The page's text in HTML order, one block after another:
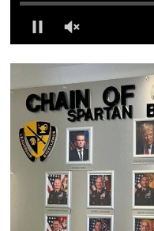
seconds
1
minute,